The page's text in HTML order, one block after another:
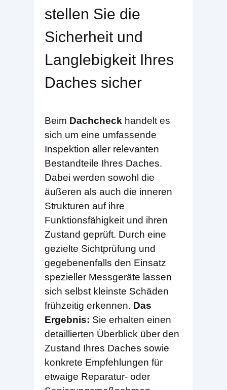
stellen Sie die
Sicherheit und
Langlebigkeit Ihres
Daches sicher
Beim Dachcheck handelt es
sich um eine umfassende
Inspektion aller relevanten
Bestandteile Ihres Daches.
Dabei werden sowohl die
äußeren als auch die inneren
Strukturen auf ihre
Funktionsfähigkeit und ihren
Zustand geprüft. Durch eine
gezielte Sichtprüfung und
gegebenenfalls den Einsatz
spezieller Messgeräte lassen
sich selbst kleinste Schäden
frühzeitig erkennen. Das
Ergebnis: Sie erhalten einen
detaillierten Überblick über den
Zustand Ihres Daches sowie
konkrete Empfehlungen für
etwaige Reparatur- oder